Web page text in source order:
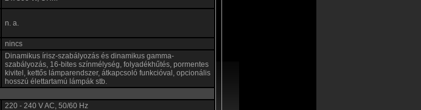
n. a.
nincs
Dinamikus írisz-szabályozás és dinamikus gamma-
szabályozás, 16-bites színmélység, folyadékhűtés, pormentes
kivitel, kettős lámparendszer, átkapcsoló funkcióval, opcionális
hosszú élettartamú lámpák stb.
220 - 240 V AC, 50/60 Hz